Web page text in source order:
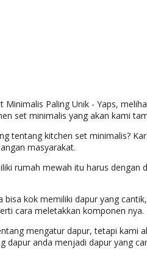
Minimalis Paling Unik - Yaps,
set minimalis yang akan kami
tentang kitchen set minimalis?
masyarakat.
rumah mewah itu harus dengan
bisa kok memiliki dapur yang
cara meletakkan komponen nya.
mengatur dapur, tetapi kami
dapur anda menjadi dapur yang